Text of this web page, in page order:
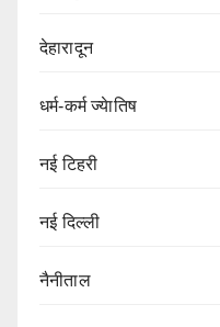
देहारादून
धर्म-कर्म ज्येातिष
नई टिहरी
नई दिल्ली
नैनीताल